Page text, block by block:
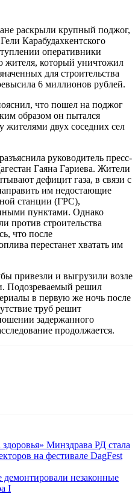
раскрыли крупный поджог,
Карабудахкентского
оперативники
жителя, который уничтожил
для строительства
6 миллионов рублей.
что пошел на поджог
образом он пытался
жителями двух соседних сел
руководитель пресс-
Гаяна Гариева. Жители
дефицит газа, в связи с
им недостающие
станции (ГРС),
пунктами. Однако
против строительства
что после
перестанет хватать им
привезли и выгрузили возле
Подозреваемый решил
в первую же ночь после
труб решит
задержанного
продолжается.
Минздрава РД стала
на фестивале DagFest
демонтировали незаконные
I